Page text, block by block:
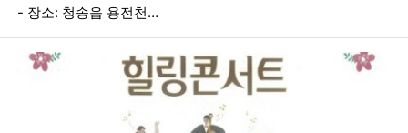
- 장소: 청송읍 용전천…